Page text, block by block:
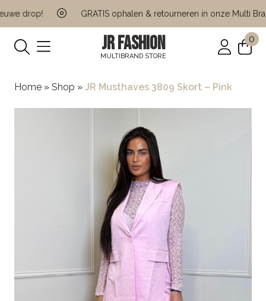
drop! GRATIS ophalen & retourneren in onze Multi
JR FASHION
MULTIBRAND STORE
0
Home » Shop » JR Musthaves 3809 Skort – Pink